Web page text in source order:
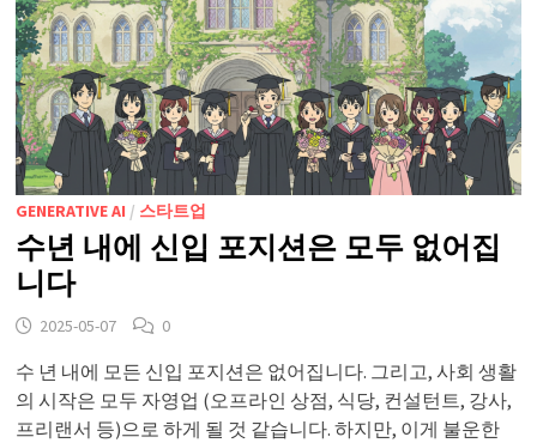
GENERATIVE AI / 스타트업
수년 내에 신입 포지션은 모두 없어집
니다
2025-05-07 0
수 년 내에 모든 신입 포지션은 없어집니다. 그리고, 사회 생활
의 시작은 모두 자영업 (오프라인 상점, 식당, 컨설턴트, 강사,
프리랜서 등)으로 하게 될 것 같습니다. 하지만, 이게 불운한